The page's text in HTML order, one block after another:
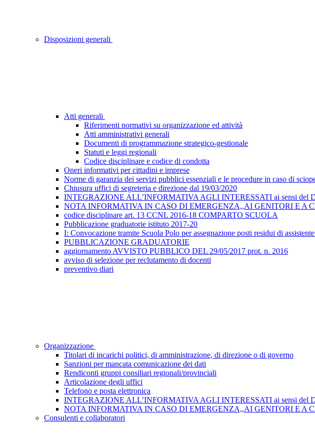
Disposizioni generali
Atti generali
Riferimenti normativi su organizzazione ed attività
Atti amministrativi generali
Documenti di programmazione strategico-gestionale
Statuti e leggi regionali
Codice disciplinare e codice di condotta
Oneri informativi per cittadini e imprese
Norme di garanzia dei servizi pubblici essenziali e le procedure in caso di
Chiusura uffici di segreteria e direzione dal 19/03/2020
INTEGRAZIONE ALL’INFORMATIVA AGLI INTERESSATI ai sensi del
NOTA INFORMATIVA IN CASO DI EMERGENZA,,AI GENITORI E A
codice disciplinare art. 13 CCNL 2016-18 COMPARTO SCUOLA
Pubblicazione graduatorie istituto 2017-20
I: Convocazione tramite Scuola Polo per assegnazione posti residui di
PUBBLICAZIONE GRADUATORIE
aggiornamento AVVISTO PUBBLICO DEL 29/05/2017 prot. n. 2016
avviso di selezione per reclutamento di docenti
preventivo diari
Organizzazione
Titolari di incarichi politici, di amministrazione, di direzione o di governo
Sanzioni per mancata comunicazione dei dati
Rendiconti gruppi consiliari regionali/provinciali
Articolazione degli uffici
Telefono e posta elettronica
INTEGRAZIONE ALL’INFORMATIVA AGLI INTERESSATI ai sensi del
NOTA INFORMATIVA IN CASO DI EMERGENZA,,AI GENITORI E A
Consulenti e collaboratori